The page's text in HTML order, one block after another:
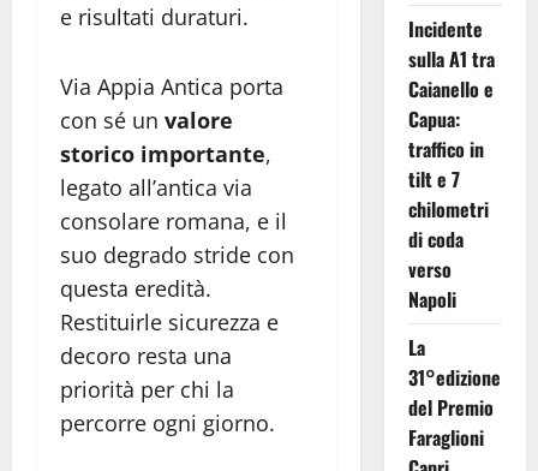
e risultati duraturi.
Via Appia Antica porta
con sé un valore
storico importante,
legato all’antica via
consolare romana, e il
suo degrado stride con
questa eredità.
Restituirle sicurezza e
decoro resta una
priorità per chi la
percorre ogni giorno.
Incidente
sulla A1 tra
Caianello e
Capua:
traffico in
tilt e 7
chilometri
di coda
verso
Napoli
La
31°edizione
del Premio
Faraglioni